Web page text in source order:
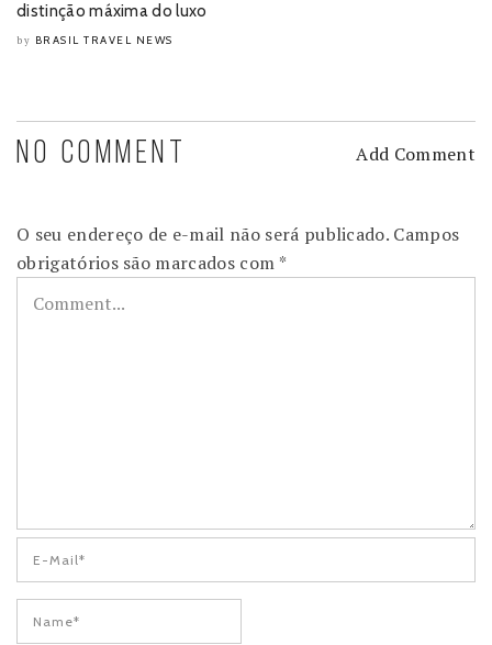
distinção máxima do luxo
by BRASIL TRAVEL NEWS
NO COMMENT Add Comment
O seu endereço de e-mail não será publicado. Campos
obrigatórios são marcados com *